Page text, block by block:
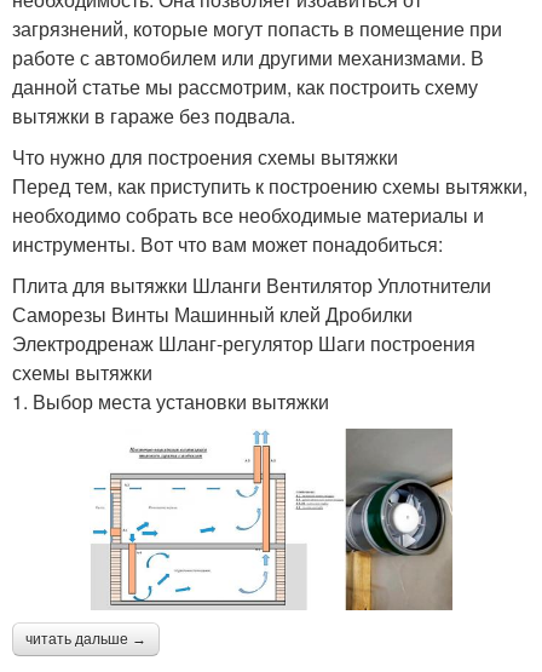
загрязнений, которые могут попасть в помещение при
работе с автомобилем или другими механизмами. В
данной статье мы рассмотрим, как построить схему
вытяжки в гараже без подвала.
Что нужно для построения схемы вытяжки
Перед тем, как приступить к построению схемы вытяжки,
необходимо собрать все необходимые материалы и
инструменты. Вот что вам может понадобиться:
Плита для вытяжки Шланги Вентилятор Уплотнители
Саморезы Винты Машинный клей Дробилки
Электродренаж Шланг-регулятор Шаги построения
схемы вытяжки
1. Выбор места установки вытяжки
читать дальше →